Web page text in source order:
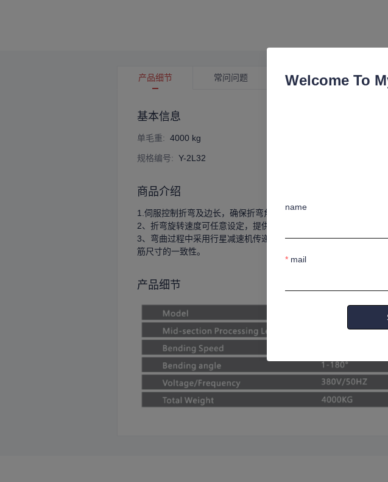
产品细节 常问问题
基本信息
单毛重: 4000 kg
规格编号: Y-2L32
商品介绍
1.伺服控制折弯及边长，确保折弯角度及边长精度。
2、折弯旋转速度可任意设定，提供更大的加工灵活性。
3、弯曲过程中采用行星减速机传递扭矩，噪音低、精度高、寿命
筋尺寸的一致性。
产品细节
Welcome To
name
mail